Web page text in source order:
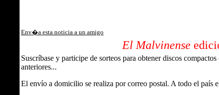
Env�a esta noticia a un amigo
El Malvinense
Suscríbase y participe de sorteos para obtener discos
anteriores...
El envío a domicilio se realiza por correo postal. A todo el país